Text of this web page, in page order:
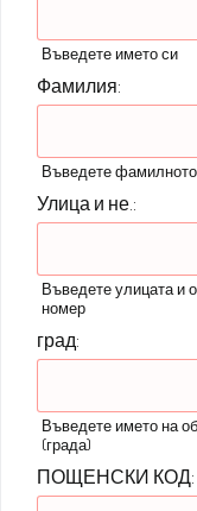
Въведете името си
Фамилия:
Въведете
Улица и не.:
Въведете улицата и
номер
град:
Въведете името на
(града)
ПОЩЕНСКИ КОД: